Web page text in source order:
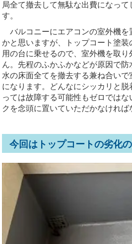
局全て撤去して無駄な出費になっ
す。
バルコニーにエアコンの室外機を
かと思いますが、トップコート塗
用の台に乗せるので、室外機を取
ん。先程のふかふかなどが原因で
水の床面全てを撤去する兼ね合い
になります。どんなにシッカリと脱
っては故障する可能性もゼロでは
クを念頭に置いていただかなければ
今回はトップコートの劣化